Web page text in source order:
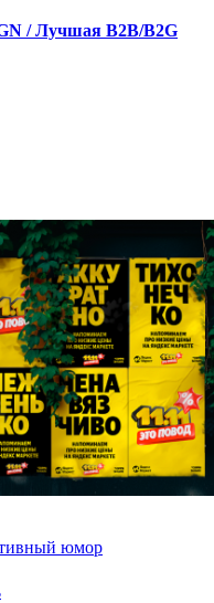
/ Лучшая B2B/B2G
юмор